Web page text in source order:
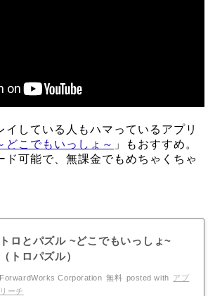
イしている人もハマっているアプリ
どこでもいっしょ～ 」もおすすめ。
ド可能で、無課金でもめちゃくちゃ
トロとパズル ~どこでもいっしょ~
（トロパズル）
ForwardWorks Corporation 無料 posted with アプ
リーチ